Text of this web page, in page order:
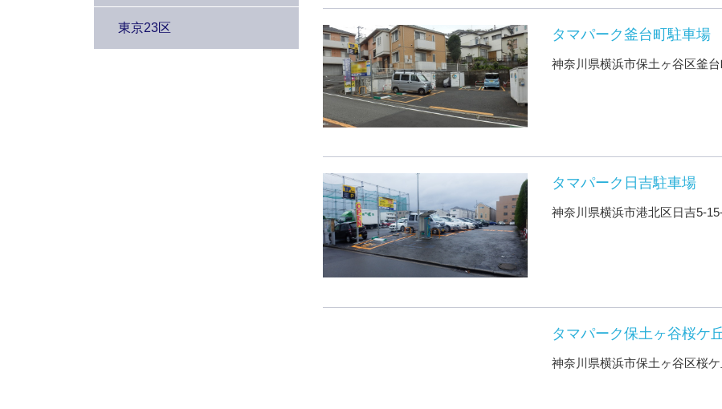
東京23区 タマパーク釜台町駐車場
神奈川県横浜市保土ヶ谷区釜
タマパーク日吉駐車場
神奈川県横浜市港北区日吉5-
タマパーク保土ヶ谷桜ケ
神奈川県横浜市保土ヶ谷区桜